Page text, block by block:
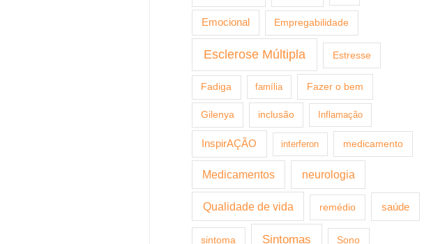
Emocional Empregabilidade
Esclerose Múltipla Estresse
Fadiga família Fazer o bem
Gilenya inclusão Inflamação
InspirAÇÃO interferon medicamento
Medicamentos neurologia
Qualidade de vida remédio saúde
sintoma Sintomas Sono